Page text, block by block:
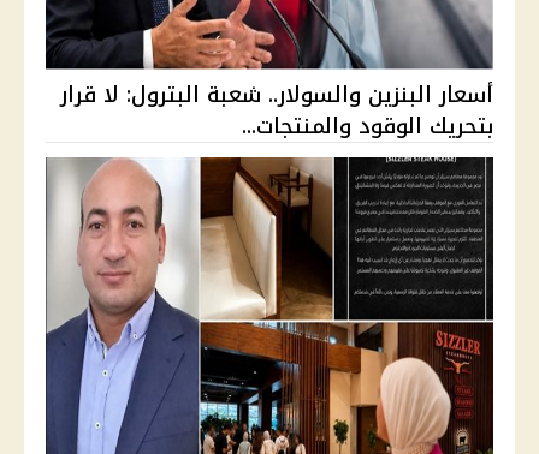
أسعار البنزين والسولار.. شعبة البترول: لا قرار
بتحريك الوقود والمنتجات...